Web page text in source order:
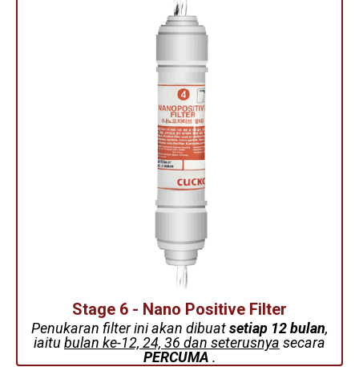
Stage 6 - Nano Positive Filter
Penukaran filter ini akan dibuatsetiap 12 bulan,
iaitu bulan ke-12, 24, 36 dan seterusnya secara
PERCUMA .